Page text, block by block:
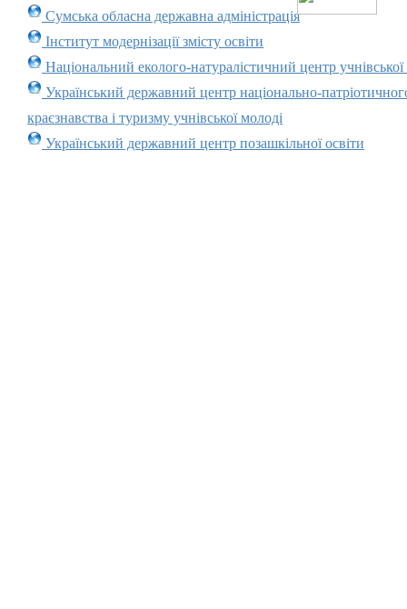
Сумська обласна державна адміністрація
Інститут модернізації змісту освіти
Національний еколого-натуралістичний центр учнівської
Український державний центр національно-
краєзнавства і туризму учнівської молоді
Український державний центр позашкільної освіти